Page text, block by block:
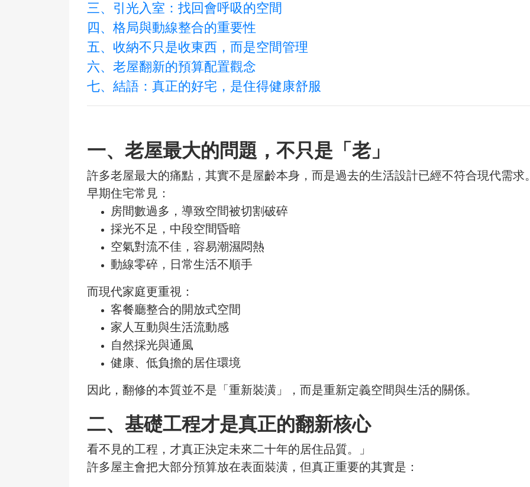
三、引光入室：找回會呼吸的空間
四、格局與動線整合的重要性
五、收納不只是收東西，而是空間管理
六、老屋翻新的預算配置觀念
七、結語：真正的好宅，是住得健康舒服
一、 老屋最大的問題，不只是「老」
許多老屋最大的痛點，其實不是屋齡本身，而是過去的生活設計已經不符合現代需求
早期住宅常見：
房間數過多，導致空間被切割破碎
採光不足，中段空間昏暗
空氣對流不佳，容易潮濕悶熱
動線零碎，日常生活不順手
而現代家庭更重視：
客餐廳整合的開放式空間
家人互動與生活流動感
自然採光與通風
健康、低負擔的居住環境
因此，翻修的本質並不是「重新裝潢」，而是重新定義空間與生活的關係。
二、 基礎工程才是真正的翻新核心
看不見的工程，才真正決定未來二十年的居住品質。」
許多屋主會把大部分預算放在表面裝潢，但真正重要的其實是：